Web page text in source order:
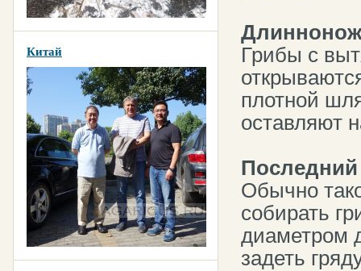
Китай
Грибы с
плотной
оставляют
Обычно
собирать
диаметром
задеть